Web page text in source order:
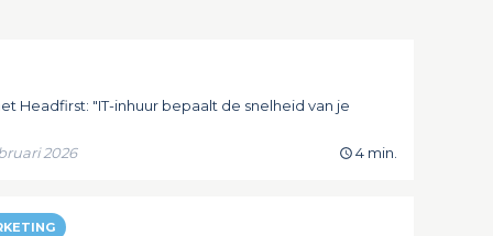
Headfirst: "IT-inhuur bepaalt de snelheid van je
2026
4 min.